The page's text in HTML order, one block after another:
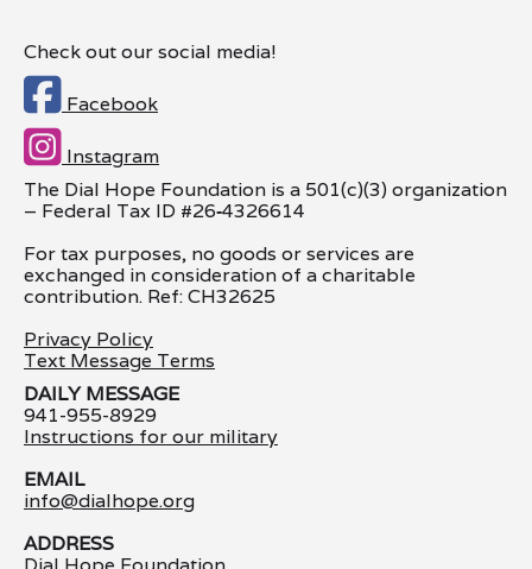
Check out our social media!
 Facebook
 Instagram
The Dial Hope Foundation is a 501(c)(3) organization
– Federal Tax ID #26‑4326614
For tax purposes, no goods or services are
exchanged in consideration of a charitable
contribution. Ref: CH32625
Privacy Policy
Text Message Terms
DAILY MESSAGE
941-955-8929
Instructions for our military
EMAIL
info@dialhope.org
ADDRESS